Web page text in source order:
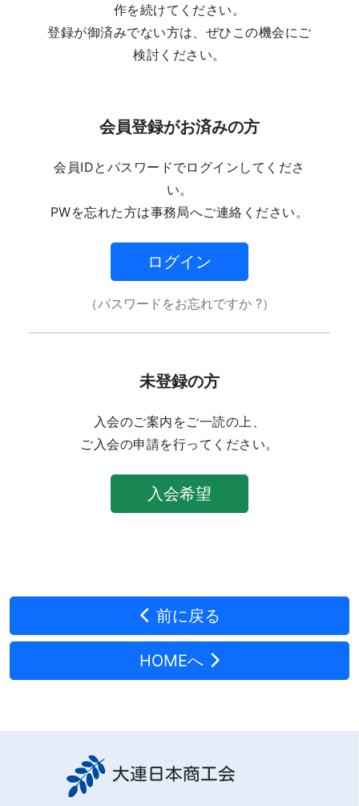
作を続けてください。
登録が御済みでない方は、ぜひこの機会にご
検討ください。
会員登録がお済みの方
会員IDとパスワードでログインしてくださ
い。
PWを忘れた方は事務局へご連絡ください。
ログイン
（パスワードをお忘れですか ?）
未登録の方
入会のご案内をご一読の上、
ご入会の申請を行ってください。
入会希望
前に戻る
HOMEへ
大連日本商工会